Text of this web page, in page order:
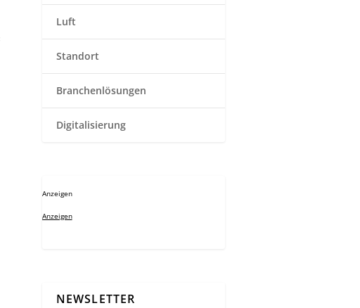
Luft
Standort
Branchenlösungen
Digitalisierung
Anzeigen
Anzeigen
NEWSLETTER